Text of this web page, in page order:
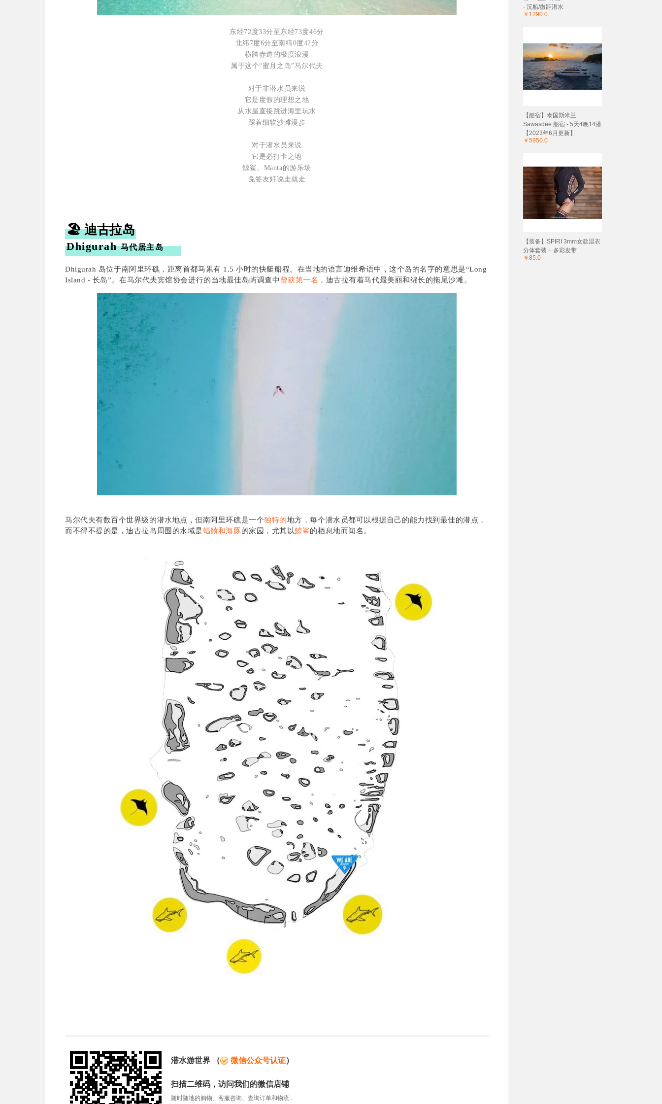
东经72度33分至东经73度46分
北纬7度6分至南纬0度42分
横跨赤道的极度浪漫
属于这个“蜜月之岛”马尔代夫
对于非潜水员来说
它是度假的理想之地
从水屋直接跳进海里玩水
踩着细软沙滩漫步
对于潜水员来说
它是必打卡之地
鲸鲨、Manta的游乐场
免签友好说走就走
🏖 迪古拉岛
Dhigurah马代居主岛
Dhigurah 岛位于南阿里环礁，距离首都马累有 1.5 小时的快艇船程。在当地的语言迪维希语中，这个岛的名字的意思是“Long
Island - 长岛”。在马尔代夫宾馆协会进行的当地最佳岛屿调查中 曾获第一名 ，迪古拉有着马代最美丽和绵长的拖尾沙滩。
马尔代夫有数百个世界级的潜水地点，但南阿里环礁是一个独特的地方，每个潜水员都可以根据自己的能力找到最佳的潜点，
而不得不提的是，迪古拉岛周围的水域是蝠鲼和海豚的家园，尤其以鲸鲨的栖息地而闻名。
潜水游世界 （ 微信公众号认证）
扫描二维码，访问我们的微信店铺
随时随地的购物、客服咨询、查询订单和物流...
- 沉船/微距潜水
￥1290.0
【船宿】泰国斯米兰
Sawasdee 船宿 - 5天4晚14潜
【2023年6月更新】
￥5950.0
【装备】SPIRI 3mm女款湿衣
分体套装 + 多彩发带
￥85.0